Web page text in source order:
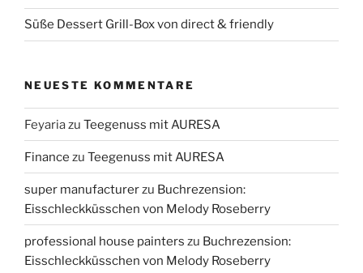
Süße Dessert Grill-Box von direct & friendly
NEUESTE KOMMENTARE
Feyariazu Teegenuss mit AURESA
Finance zu Teegenuss mit AURESA
super manufacturerzu Buchrezension:
Eisschleckküsschen von Melody Roseberry
professional house painters zu Buchrezension:
Eisschleckküsschen von Melody Roseberry